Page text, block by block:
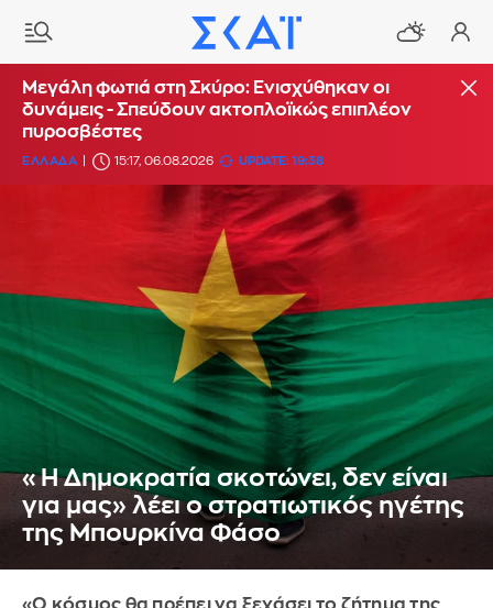
Μεγάλη φωτιά στη Σκύρο: Ενισχύθηκαν οι
δυνάμεις - Σπεύδουν ακτοπλοϊκώς επιπλέον
πυροσβέστες
ΕΛΛΑΔΑ 15:17, 06.08.2026 UPDATE: 19:38
«Η Δημοκρατία σκοτώνει, δεν είναι
για μας» λέει ο στρατιωτικός ηγέτης
της Μπουρκίνα Φάσο